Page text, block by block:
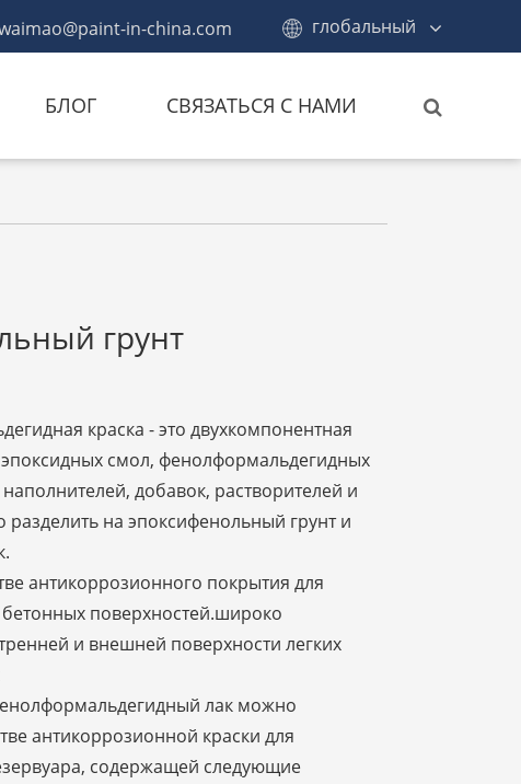
in-china.com глобальный
БЛОГ СВЯЗАТЬСЯ С НАМИ
грунт
краска - это двухкомпонентная
эпоксидных смол, фенолформальдегидных
добавок, растворителей и
на эпоксифенольный грунт и
антикоррозионного покрытия для
поверхностей.широко
и внешней поверхности легких
лак можно
антикоррозионной краски для
содержащей следующие